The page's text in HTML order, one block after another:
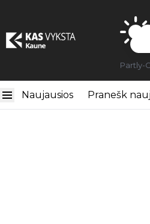
Partly-
Naujausios Pranešk